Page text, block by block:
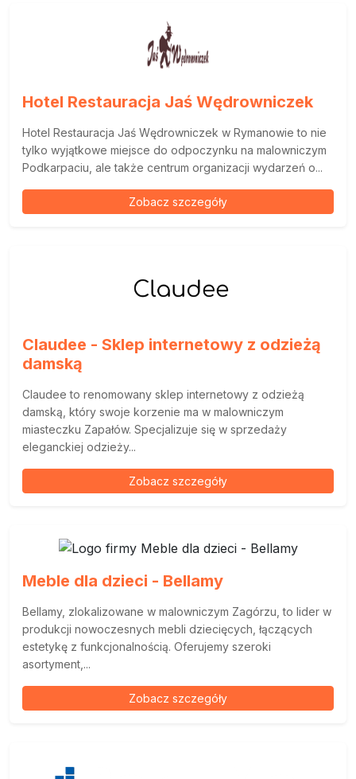
Hotel Restauracja Jaś Wędrowniczek
Hotel Restauracja Jaś Wędrowniczek w Rymanowie to nie
tylko wyjątkowe miejsce do odpoczynku na malowniczym
Podkarpaciu, ale także centrum organizacji wydarzeń o...
Zobacz szczegóły
Claudee - Sklep internetowy z odzieżą
damską
Claudee to renomowany sklep internetowy z odzieżą
damską, który swoje korzenie ma w malowniczym
miasteczku Zapałów. Specjalizuje się w sprzedaży
eleganckiej odzieży...
Zobacz szczegóły
Meble dla dzieci - Bellamy
Bellamy, zlokalizowane w malowniczym Zagórzu, to lider w
produkcji nowoczesnych mebli dziecięcych, łączących
estetykę z funkcjonalnością. Oferujemy szeroki
asortyment,...
Zobacz szczegóły